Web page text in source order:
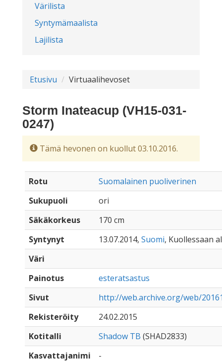
Värilista
Syntymämaalista
Lajilista
Etusivu Virtuaalihevoset
Storm Inateacup (VH15-031-
0247)
Tämä hevonen on kuollut 03.10.2016.
Rotu
Suomalainen puoliverinen
Sukupuoli
ori
Säkäkorkeus
170 cm
Syntynyt
13.07.2014, Suomi, Kuollessaan
Väri
Painotus
esteratsastus
Sivut
http://web.archive.org/web/
Rekisteröity
24.02.2015
Kotitalli
Shadow TB (SHAD2833)
Kasvattajanimi
-